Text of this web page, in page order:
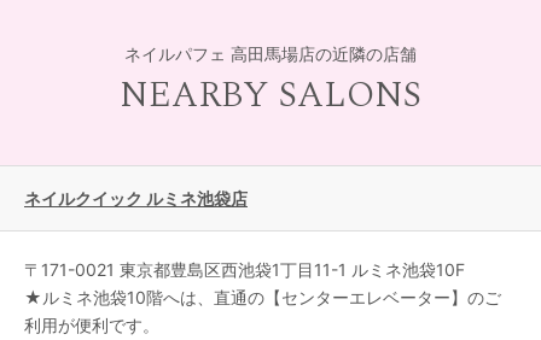
ネイルパフェ 高田馬場店の近隣の店舗
NEARBY SALONS
ネイルクイック ルミネ池袋店
〒171-0021 東京都豊島区西池袋1丁目11-1 ルミネ池袋10F
★ルミネ池袋10階へは、直通の【センターエレベーター】のご
利用が便利です。